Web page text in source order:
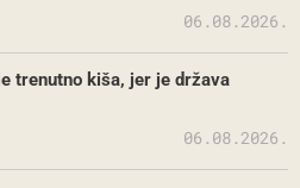
06.08.2026.
trenutno kiša, jer je država
06.08.2026.